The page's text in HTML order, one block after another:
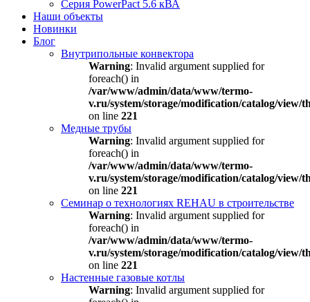
Серия PowerPact 5.6 кВА
Наши объекты
Новинки
Блог
Внутрипольные конвектора
Warning: Invalid argument supplied for
foreach() in
/var/www/admin/data/www/termo-
v.ru/system/storage/modification/catalog/view/
on line 221
Медные трубы
Warning: Invalid argument supplied for
foreach() in
/var/www/admin/data/www/termo-
v.ru/system/storage/modification/catalog/view/
on line 221
Семинар о технологиях REHAU в строительстве
Warning: Invalid argument supplied for
foreach() in
/var/www/admin/data/www/termo-
v.ru/system/storage/modification/catalog/view/
on line 221
Настенные газовые котлы
Warning: Invalid argument supplied for